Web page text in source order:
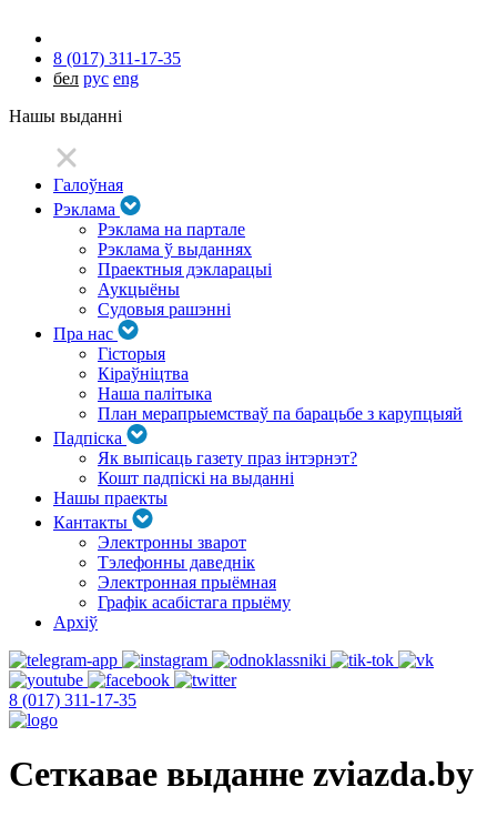
8 (017) 311-17-35
бел рус eng
Нашы выданні
Галоўная
Рэклама
Рэклама на партале
Рэклама ў выданнях
Праектныя дэкларацыі
Аукцыёны
Судовыя рашэнні
Пра нас
Гісторыя
Кіраўніцтва
Наша палітыка
План мерапрыемстваў па барацьбе з карупцыяй
Падпіска
Як выпісаць газету праз інтэрнэт?
Кошт падпіскі на выданні
Нашы праекты
Кантакты
Электронны зварот
Тэлефонны даведнік
Электронная прыёмная
Графік асабістага прыёму
Архіў
8 (017) 311-17-35
Сеткавае выданне zviazda.by